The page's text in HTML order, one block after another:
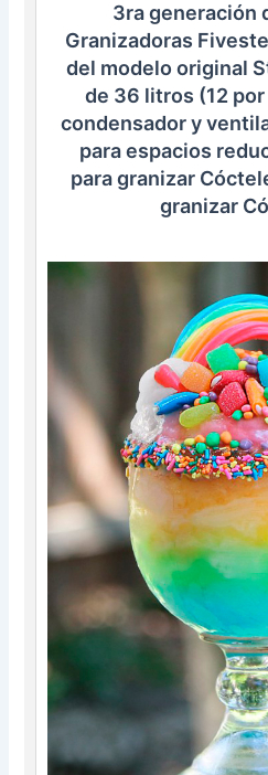
3ra generación
Granizadoras
del modelo original
de 36 litros (12
condensador y
para espacios
para granizar
granizar